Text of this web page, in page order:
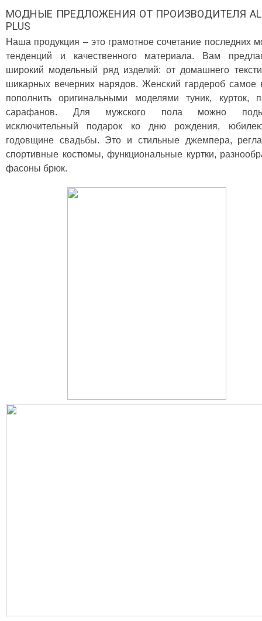
МОДНЫЕ ПРЕДЛОЖЕНИЯ ОТ ПРОИЗВОДИТЕЛЯ
PLUS
Наша продукция – это грамотное сочетание последних
тенденций и качественного материала. Вам
широкий модельный ряд изделий: от домашнего
шикарных вечерних нарядов. Женский гардероб самое
пополнить оригинальными моделями туник, курток,
сарафанов. Для мужского пола можно
исключительный подарок ко дню рождения,
годовщине свадьбы. Это и стильные джемпера,
спортивные костюмы, функциональные куртки,
фасоны брюк.